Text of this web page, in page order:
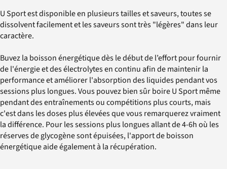
U Sport est disponible en plusieurs tailles et saveurs, toutes se
dissolvent facilement et les saveurs sont très "légères" dans leur
caractère.
Buvez la boisson énergétique dès le début de l’effort pour fournir
de l'énergie et des électrolytes en continu afin de maintenir la
performance et améliorer l'absorption des liquides pendant vos
sessions plus longues. Vous pouvez bien sûr boire U Sport même
pendant des entraînements ou compétitions plus courts, mais
c'est dans les doses plus élevées que vous remarquerez vraiment
la différence. Pour les sessions plus longues allant de 4-6h où les
réserves de glycogène sont épuisées, l'apport de boisson
énergétique aide également à la récupération.